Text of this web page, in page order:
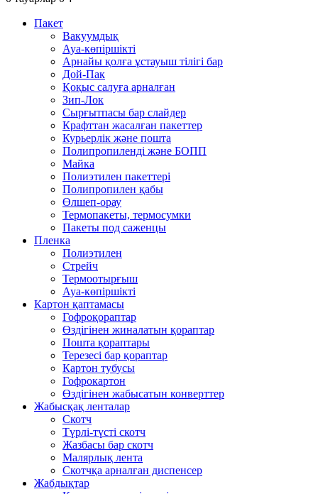
Пакет
Вакуумдық
Ауа-көпіршікті
Арнайы қолға ұстауыш тілігі бар
Дой-Пак
Қоқыс салуға арналған
Зип-Лок
Сырғытпасы бар слайдер
Крафттан жасалған пакеттер
Курьерлік және пошта
Полипропиленді және БОПП
Майка
Полиэтилен пакеттері
Полипропилен қабы
Өлшеп-орау
Термопакеты, термосумки
Пакеты под саженцы
Пленка
Полиэтилен
Стрейч
Термоотырғыш
Ауа-көпіршікті
Картон қаптамасы
Гофроқораптар
Өздігінен жиналатын қораптар
Пошта қораптары
Терезесі бар қораптар
Картон тубусы
Гофрокартон
Өздігінен жабысатын конверттер
Жабысқақ ленталар
Скотч
Түрлі-түсті скотч
Жазбасы бар скотч
Малярлық лента
Скотчқа арналған диспенсер
Жабдықтар